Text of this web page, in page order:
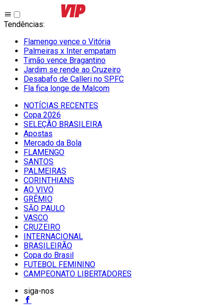
Tendências:
Flamengo vence o Vitória
Palmeiras x Inter empatam
Timão vence Bragantino
Jardim se rende ao Cruzeiro
Desabafo de Calleri no SPFC
Fla fica longe de Malcom
NOTÍCIAS RECENTES
Copa 2026
SELEÇÃO BRASILEIRA
Apostas
Mercado da Bola
FLAMENGO
SANTOS
PALMEIRAS
CORINTHIANS
AO VIVO
GRÊMIO
SĀO PAULO
VASCO
CRUZEIRO
INTERNACIONAL
BRASILEIRÃO
Copa do Brasil
FUTEBOL FEMININO
CAMPEONATO LIBERTADORES
siga-nos